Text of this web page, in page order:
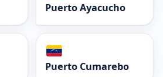
Puerto Ayacucho
Puerto Cumarebo